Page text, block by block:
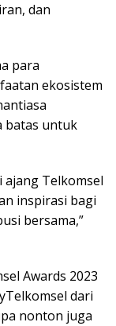
dan
para
ekosistem
batas untuk
ajang Telkomsel
inspirasi bagi
bersama,”
Awards 2023
dari
nonton juga